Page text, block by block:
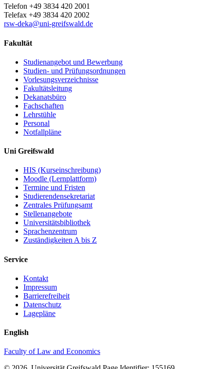
Telefon +49 3834 420 2001
Telefax +49 3834 420 2002
rsw-deka@uni-greifswald.de
Fakultät
Studienangebot und Bewerbung
Studien- und Prüfungsordnungen
Vorlesungsverzeichnisse
Fakultätsleitung
Dekanatsbüro
Fachschaften
Lehrstühle
Personal
Notfallpläne
Uni Greifswald
HIS (Kurseinschreibung)
Moodle (Lernplattform)
Termine und Fristen
Studierendensekretariat
Zentrales Prüfungsamt
Stellenangebote
Universitätsbibliothek
Sprachenzentrum
Zuständigkeiten A bis Z
Service
Kontakt
Impressum
Barrierefreiheit
Datenschutz
Lagepläne
English
Faculty of Law and Economics